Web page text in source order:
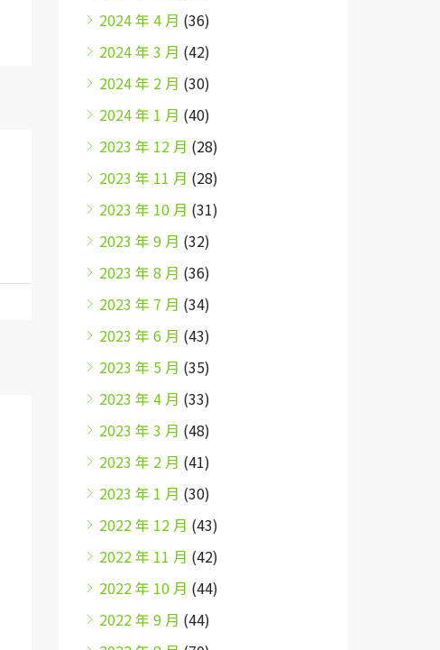
2024 年 4 月 (36)
2024 年 3 月 (42)
2024 年 2 月 (30)
2024 年 1 月 (40)
2023 年 12 月 (28)
2023 年 11 月 (28)
2023 年 10 月 (31)
2023 年 9 月 (32)
2023 年 8 月 (36)
2023 年 7 月 (34)
2023 年 6 月 (43)
2023 年 5 月 (35)
2023 年 4 月 (33)
2023 年 3 月 (48)
2023 年 2 月 (41)
2023 年 1 月 (30)
2022 年 12 月 (43)
2022 年 11 月 (42)
2022 年 10 月 (44)
2022 年 9 月 (44)